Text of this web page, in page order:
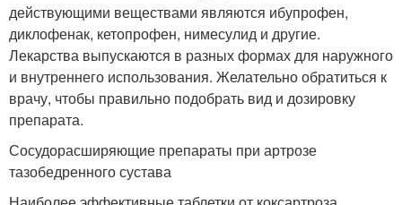
действующими веществами являются ибупрофен,
диклофенак, кетопрофен, нимесулид и другие.
Лекарства выпускаются в разных формах для наружного
и внутреннего использования. Желательно обратиться к
врачу, чтобы правильно подобрать вид и дозировку
препарата.
Сосудорасширяющие препараты при артрозе
тазобедренного сустава